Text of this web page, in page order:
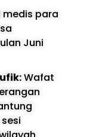
medis para
Juni
Wafat